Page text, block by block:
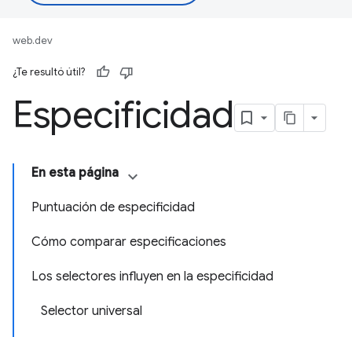
web.dev
¿Te resultó útil?
Especificidad
En esta página
Puntuación de especificidad
Cómo comparar especificaciones
Los selectores influyen en la especificidad
Selector universal